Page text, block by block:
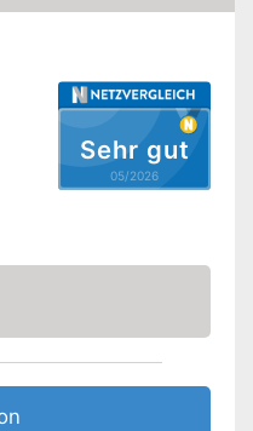
Sehr gut
05/2026